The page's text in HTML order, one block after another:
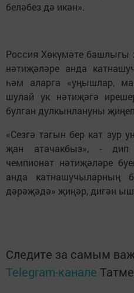
беләбез дә икән».
Россия Хөкүмәте
нәтиҗәләре анда
һәм аларга «уңышлар,
шулай ук нәтиҗәгә
булган дулкынлануны
«Сезгә тагын бер кат зур
җан атачакбыз», -
чемпионат нәтиҗәләре
анда катнашучыларның
дәрәҗәдә» җиңәр, дигән
Следите за самым
Telegram-канале